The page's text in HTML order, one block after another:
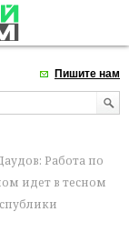
Пишите нам
Работа по
идет в тесном